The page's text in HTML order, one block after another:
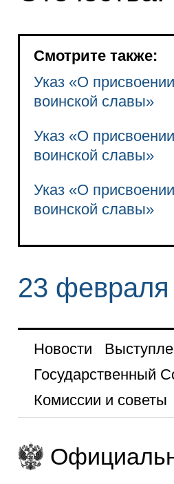
Смотрите также:
Указ «О
воинской славы»
Указ «О
воинской славы»
Указ «О
воинской славы»
23 февраля
Новости
Государственный
Комиссии и советы